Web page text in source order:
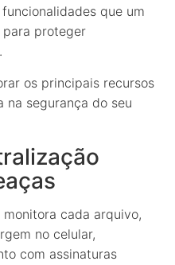
que um
proteger
os principais recursos
na segurança do seu
cada arquivo,
no celular,
com assinaturas